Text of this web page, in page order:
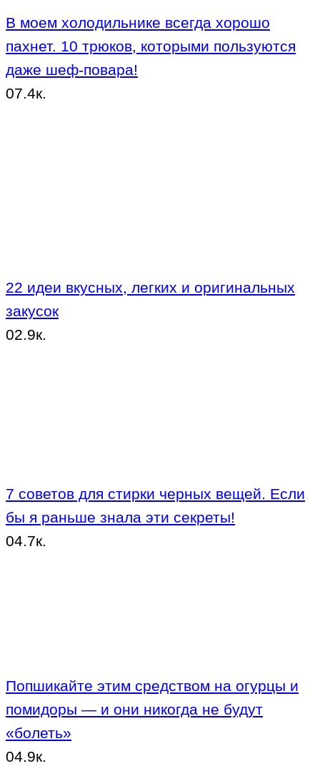
В моем холодильнике всегда хорошо
пахнет. 10 трюков, которыми пользуются
даже шеф-повара!
07.4к.
22 идеи вкусных, легких и оригинальных
закусок
02.9к.
7 советов для стирки черных вещей. Если
бы я раньше знала эти секреты!
04.7к.
Попшикайте этим средством на огурцы и
помидоры — и они никогда не будут
«болеть»
04.9к.